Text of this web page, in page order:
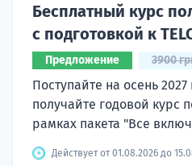
Бесплатный курс
с подготовкой к
Предложение 3900
Поступайте на осень
получайте годовой курс
рамках пакета "Все
Действует от 01.08.2026 до